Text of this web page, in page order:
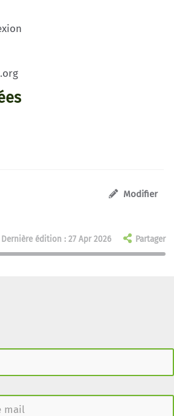
Modifier
Dernière édition : 27 Apr 2026 Partager